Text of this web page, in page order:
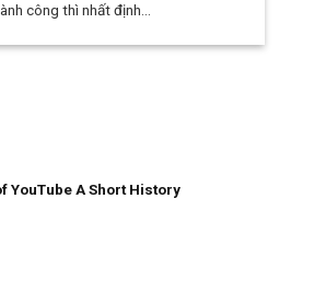
công thì nhất định...
YouTube A Short History